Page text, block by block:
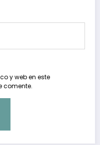
y web en este
comente.